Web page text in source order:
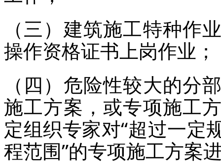
（三）建筑施工特种作
操作资格证书上岗作业；
（四）危险性较大的分
施工方案，或专项施工
定组织专家对“超过一定
程范围”的专项施工方案